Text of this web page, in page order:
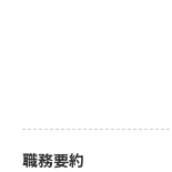
職務要約